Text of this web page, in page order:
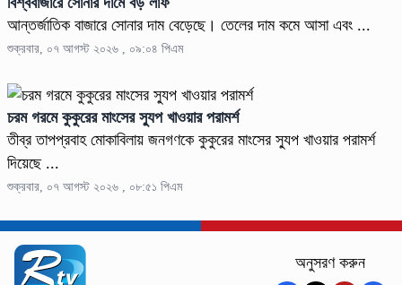
আন্তর্জাতিক বাজারে সোনার দাম বেড়েছে। তেলের দাম কমে আসা এবং ...
শুক্রবার, ০৭ আগস্ট ২০২৬ , ০৯:০৪ পিএম
চরম গরমে কুকুরের মাংসের স্যুপ খাওয়ার পরামর্শ
তীব্র তাপপ্রবাহ মোকাবিলায় জনগণকে কুকুরের মাংসের স্যুপ খাওয়ার পরামর্শ
দিয়েছে ...
শুক্রবার, ০৭ আগস্ট ২০২৬ , ০৮:৫১ পিএম
অনুসরণ করুন